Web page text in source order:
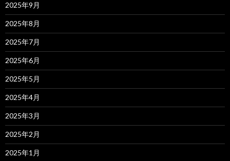
2025年9月
2025年8月
2025年7月
2025年6月
2025年5月
2025年4月
2025年3月
2025年2月
2025年1月